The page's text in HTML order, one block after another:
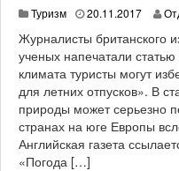
Туризм 20.11.20171
.
0
6
0
2
1
Журналисты британского
ученых напечатали
климата туристы могут
для летних отпусков». В
природы может серьезно
странах на юге Европы
Английская газета
«Погода […]